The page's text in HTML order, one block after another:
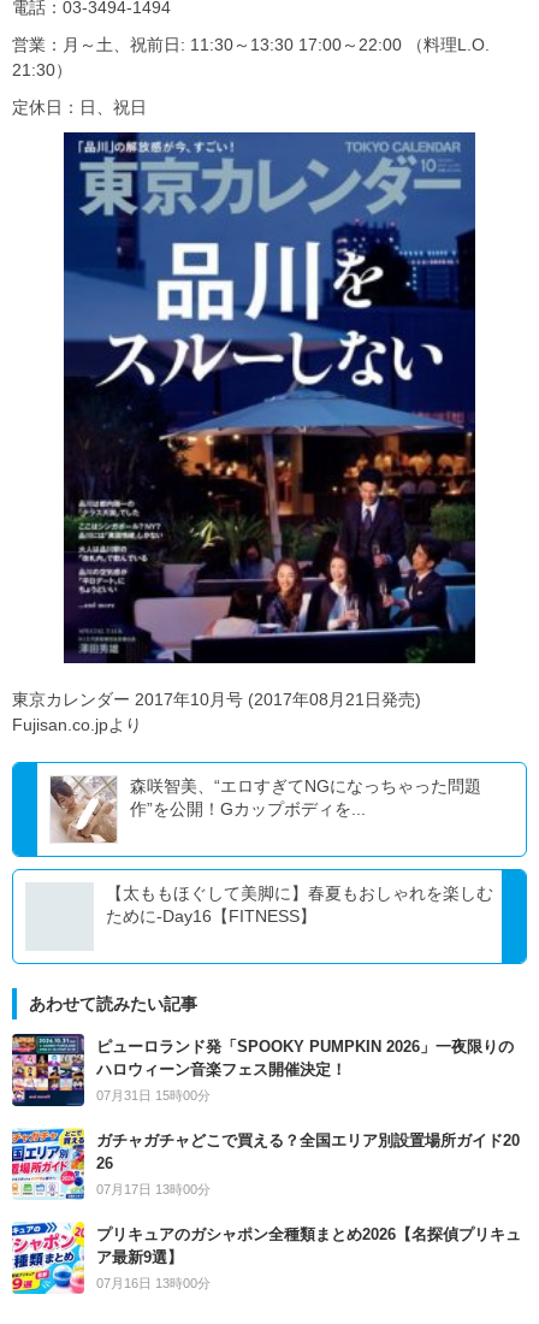
電話：03-3494-1494
営業：月～土、祝前日: 11:30～13:30 17:00～22:00 （料理L.O.
21:30）
定休日：日、祝日
東京カレンダー 2017年10月号 (2017年08月21日発売)
Fujisan.co.jpより
森咲智美、“エロすぎてNGになっちゃった問題
作”を公開！Gカップボディを...
【太ももほぐして美脚に】春夏もおしゃれを楽しむ
ために-Day16【FITNESS】
あわせて読みたい記事
ピューロランド発「SPOOKY PUMPKIN 2026」一夜限りの
ハロウィーン音楽フェス開催決定！
07月31日 15時00分
ガチャガチャどこで買える？全国エリア別設置場所ガイド20
26
07月17日 13時00分
プリキュアのガシャポン全種類まとめ2026【名探偵プリキュ
ア最新9選】
07月16日 13時00分